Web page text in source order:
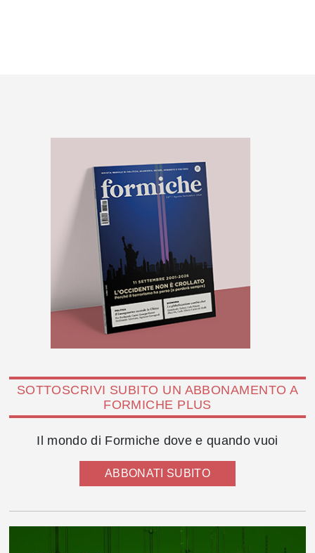
SOTTOSCRIVI SUBITO UN ABBONAMENTO A
FORMICHE PLUS
Il mondo di Formiche dove e quando vuoi
ABBONATI SUBITO